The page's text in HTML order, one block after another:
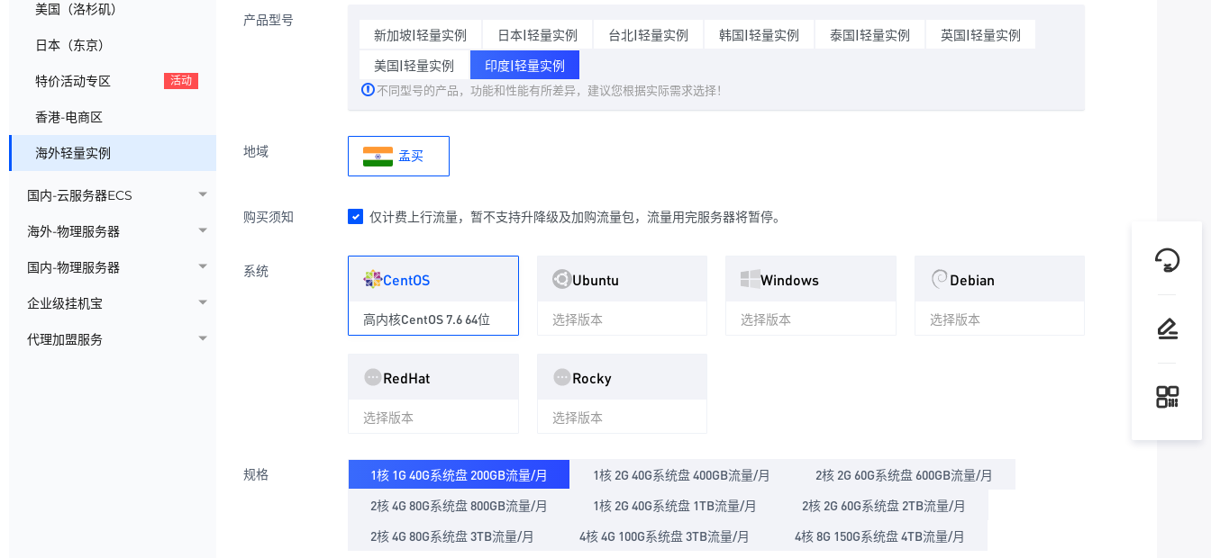
美国（洛杉矶）
日本（东京）
特价活动专区 活动
香港-电商区
海外轻量实例
国内-云服务器ECS
海外-物理服务器
国内-物理服务器
企业级挂机宝
代理加盟服务
产品型号
新加坡|轻量实例
日本|轻量实例 台北|轻量实例 韩国|轻量实例 泰国|轻量实例
英国|轻量实例
美国|轻量实例
印度|轻量实例
不同型号的产品，功能和性能有所差异，建议您根据实际需求选择！
地域 孟买
购买须知 仅计费上行流量，暂不支持升降级及加购流量包，流量用完服务器将暂停。
系统 CentOS
高内核CentOS 7.6 64位
Ubuntu
选择版本
Windows
选择版本
Debian
选择版本
RedHat
选择版本
Rocky
选择版本
规格 1核 1G 40G系统盘 200GB流量/月 1核 2G 40G系统盘 400GB流量/月
2核 2G 60G系统盘 600GB流量/月
2核 4G 80G系统盘 800GB流量/月
1核 2G 40G系统盘 1TB流量/月
2核 2G 60G系统盘 2TB流量/月
2核 4G 80G系统盘 3TB流量/月
4核 4G 100G系统盘 3TB流量/月 4核 8G 150G系统盘 4TB流量/月